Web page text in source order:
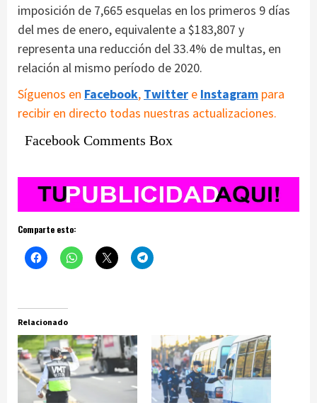
imposición de 7,665 esquelas en los primeros 9 días
del mes de enero, equivalente a $183,807 y
representa una reducción del 33.4% de multas, en
relación al mismo período de 2020.
Síguenos en Facebook, Twitter e Instagram para
recibir en directo todas nuestras actualizaciones.
Facebook Comments Box
Comparte esto:
Relacionado